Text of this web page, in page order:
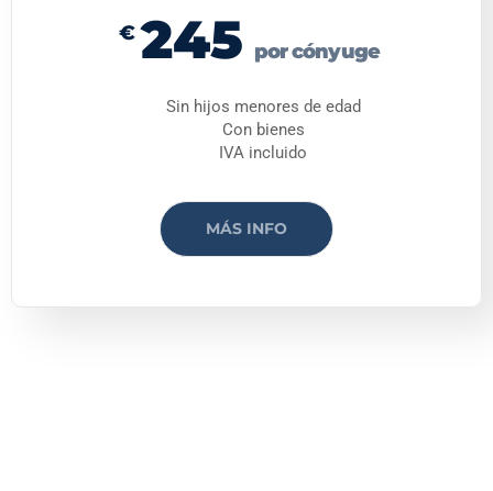
€ 245 por cónyuge
Sin hijos menores de edad
Con bienes
IVA incluido
MÁS INFO